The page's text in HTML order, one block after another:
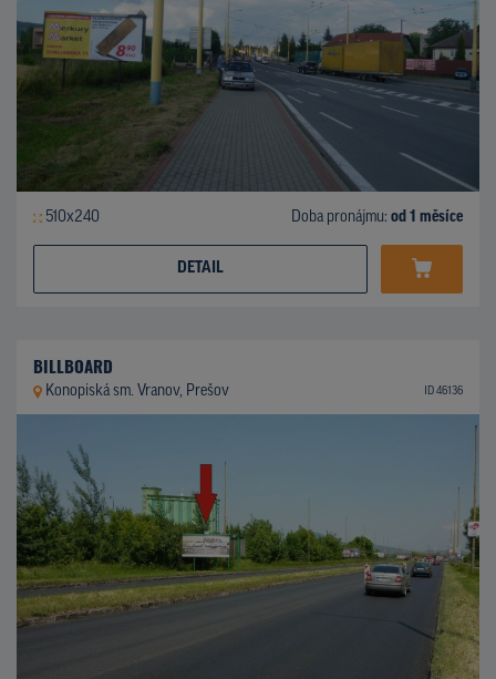
510x240 Doba pronájmu: od 1 měsíce
DETAIL
BILLBOARD
Konopiská sm. Vranov, Prešov ID 46136